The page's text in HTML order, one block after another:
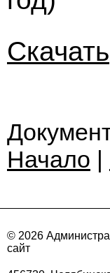
Скачать
Начало |
© 2026
сайт